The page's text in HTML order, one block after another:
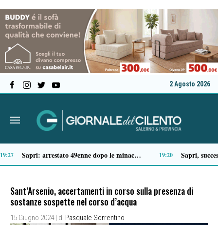
2 Agosto 2026
Tragico incidente sulla Cilentana: muore motociclista di 37 anni 13:20
Sant’Arsenio, accertamenti in corso sulla presenza di
sostanze sospette nel corso d’acqua
15 Giugno 2024 | di Pasquale Sorrentino